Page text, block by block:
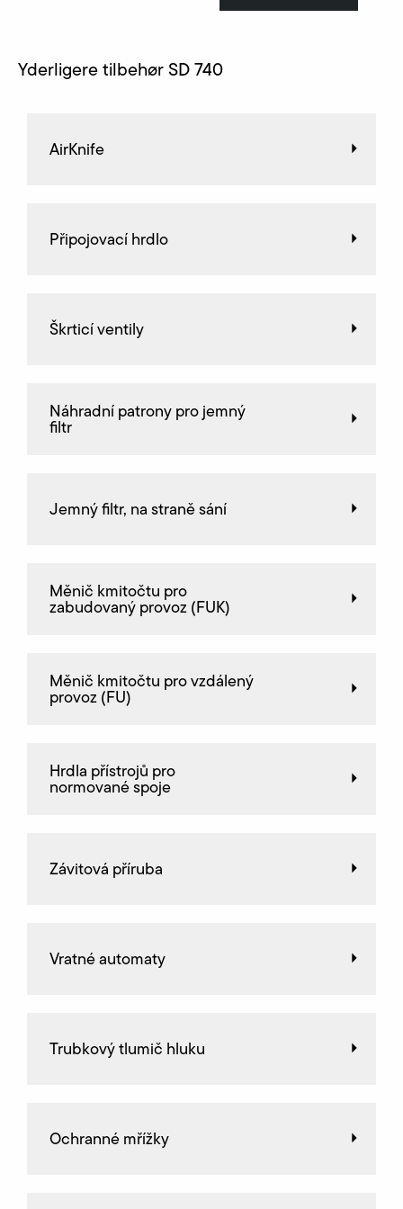
Yderligere tilbehør SD 740
AirKnife
Připojovací hrdlo
Škrticí ventily
Náhradní patrony pro jemný
filtr
Jemný filtr, na straně sání
Měnič kmitočtu pro
zabudovaný provoz (FUK)
Měnič kmitočtu pro vzdálený
provoz (FU)
Hrdla přístrojů pro
normované spoje
Závitová příruba
Vratné automaty
Trubkový tlumič hluku
Ochranné mřížky